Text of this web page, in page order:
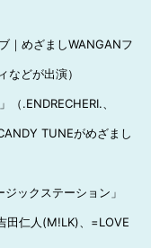
｜めざましWANGANフ
などが出演）
.ENDRECHERI.、
TUNEがめざまし
ックステーション」
田仁人(M!LK)、=LOVE